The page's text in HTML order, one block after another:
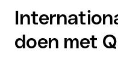
doen met